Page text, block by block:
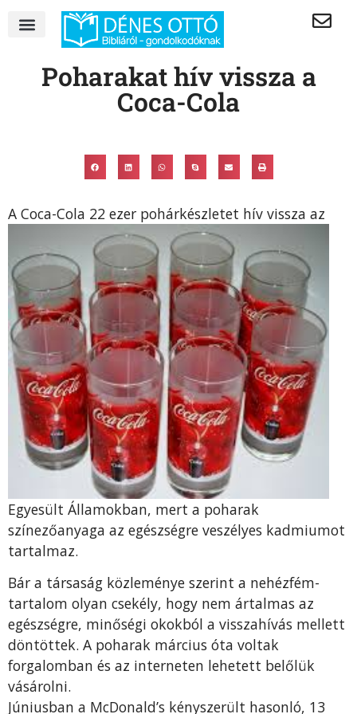
Poharakat hív vissza a
Coca-Cola
A Coca-Cola 22 ezer pohárkészletet hív vissza az
Egyesült Államokban, mert a poharak
színezőanyaga az egészségre veszélyes kadmiumot
tartalmaz.
Bár a társaság közleménye szerint a nehézfém-
tartalom olyan csekély, hogy nem ártalmas az
egészségre, minőségi okokból a visszahívás mellett
döntöttek. A poharak március óta voltak
forgalomban és az interneten lehetett belőlük
vásárolni.
Júniusban a McDonald’s kényszerült hasonló, 13